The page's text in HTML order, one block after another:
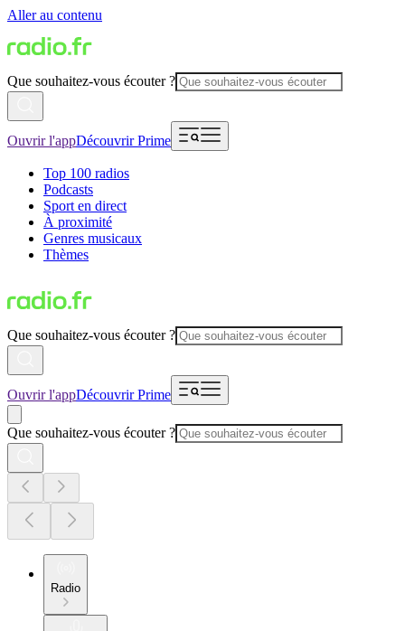
Aller au contenu
Que souhaitez-vous écouter ?
Ouvrir l'appDécouvrir Prime
Top 100 radios
Podcasts
Sport en direct
À proximité
Genres musicaux
Thèmes
Que souhaitez-vous écouter ?
Ouvrir l'appDécouvrir Prime
Que souhaitez-vous écouter ?
Radio